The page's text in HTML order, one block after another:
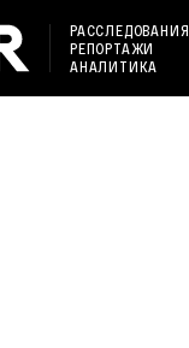
РАССЛЕДОВАНИЯ
РЕПОРТАЖИ
АНАЛИТИКА